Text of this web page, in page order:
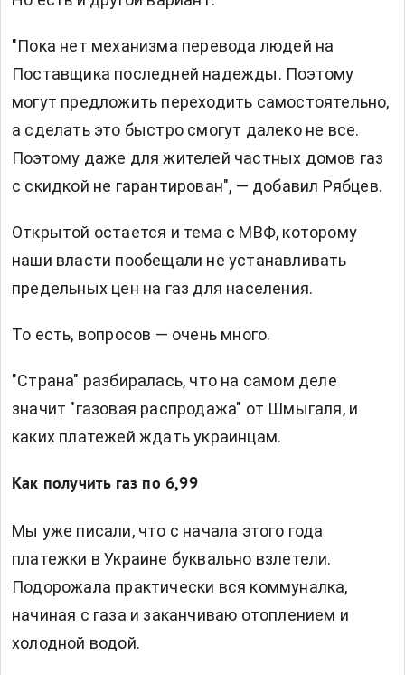
"Пока нет механизма перевода людей на
Поставщика последней надежды. Поэтому
могут предложить переходить самостоятельно,
а сделать это быстро смогут далеко не все.
Поэтому даже для жителей частных домов газ
с скидкой не гарантирован", — добавил Рябцев.
Открытой остается и тема с МВФ, которому
наши власти пообещали не устанавливать
предельных цен на газ для населения.
То есть, вопросов — очень много.
"Страна" разбиралась, что на самом деле
значит "газовая распродажа" от Шмыгаля, и
каких платежей ждать украинцам.
Как получить газ по 6,99
Мы уже писали, что с начала этого года
платежки в Украине буквально взлетели.
Подорожала практически вся коммуналка,
начиная с газа и заканчиваю отоплением и
холодной водой.